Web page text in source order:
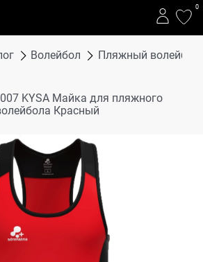
0
Волейбол Пляжный волейбол
KYSA Майка для пляжного
Красный